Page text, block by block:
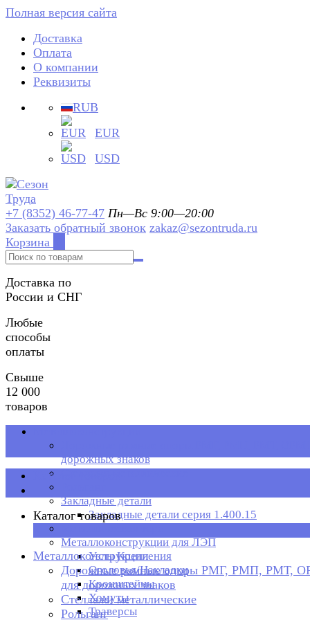
Полная версия сайта
Доставка
Оплата
О компании
Реквизиты
RUB
EUR
USD
+7 (8352) 46-77-47 Пн—Вс 9:00—20:00
Заказать обратный звонок zakaz@sezontruda.ru
Корзина
Доставка по
России и СНГ
Любые
способы
оплаты
Свыше
12 000
товаров
дорожных знаков
Стеллажи металлические
Закладные детали
Закладные детали серия 1.400.15
Металлоконструкции для ЛЭП
Узлы Крепления
Оголовья/Накладки
Кронштейны
Хомуты
Траверсы
Каталог товаров
Каталог товаров
Металлоконструкции
Дорожные рамные опоры РМГ, РМП, РМТ,
для дорожных знаков
Стеллажи металлические
Рольганг